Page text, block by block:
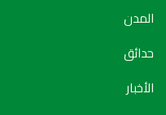
المدن
حدائق
الأخبار